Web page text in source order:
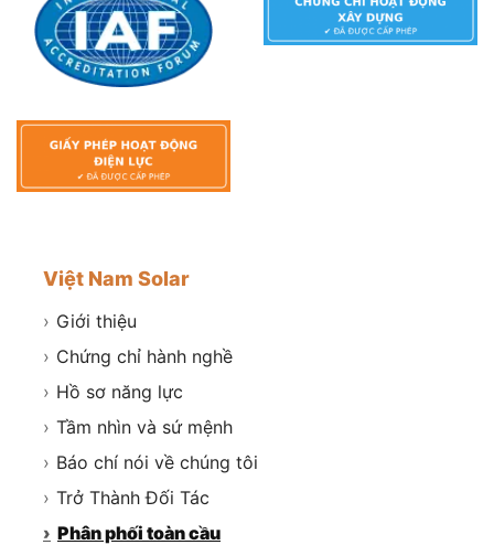
Việt Nam Solar
› Giới thiệu
› Chứng chỉ hành nghề
› Hồ sơ năng lực
› Tầm nhìn và sứ mệnh
› Báo chí nói về chúng tôi
› Trở Thành Đối Tác
› Phân phối toàn cầu